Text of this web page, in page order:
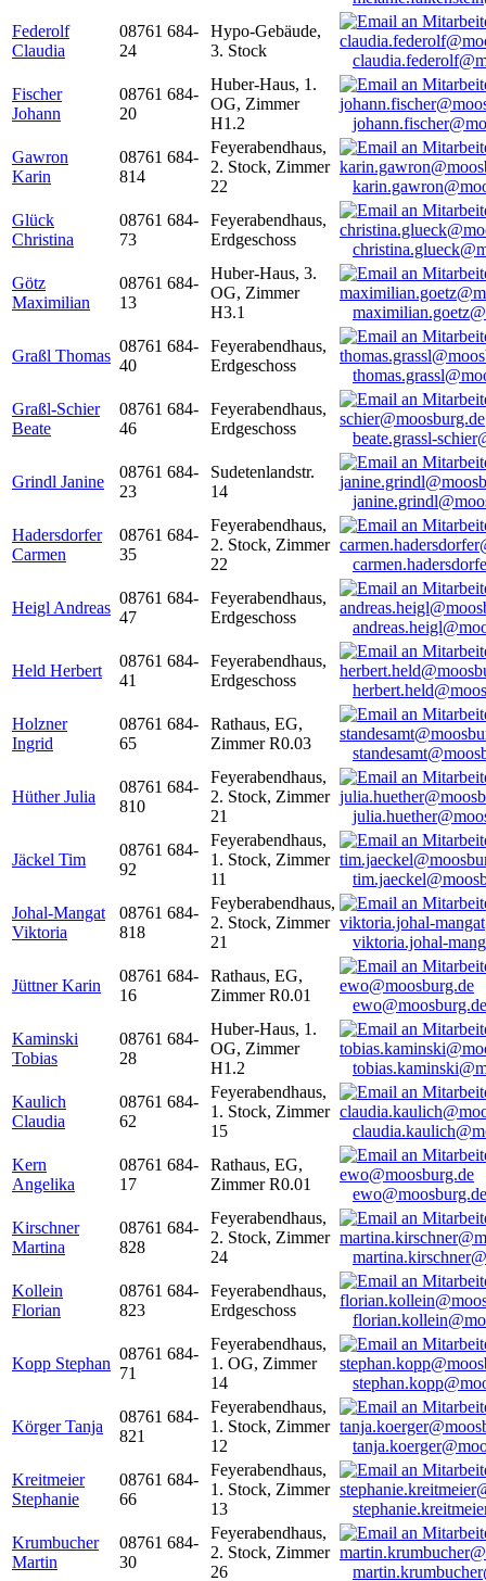
Federolf
Claudia
08761 684-
24
Hypo-Gebäude,
3. Stock
Fischer
Johann
08761 684-
20
Huber-Haus, 1.
OG, Zimmer
H1.2
Gawron
Karin
08761 684-
814
Feyerabendhaus,
2. Stock, Zimmer
22
Glück
Christina
08761 684-
73
Feyerabendhaus,
Erdgeschoss
Götz
Maximilian
08761 684-
13
Huber-Haus, 3.
OG, Zimmer
H3.1
Graßl Thomas
08761 684-
40
Feyerabendhaus,
Erdgeschoss
Graßl-Schier
Beate
08761 684-
46
Feyerabendhaus,
Erdgeschoss
beate.grassl-
Grindl Janine
08761 684-
23
Sudetenlandstr.
14
Hadersdorfer
Carmen
08761 684-
35
Feyerabendhaus,
2. Stock, Zimmer
22
Heigl Andreas
08761 684-
47
Feyerabendhaus,
Erdgeschoss
Held Herbert
08761 684-
41
Feyerabendhaus,
Erdgeschoss
Holzner
Ingrid
08761 684-
65
Rathaus, EG,
Zimmer R0.03
Hüther Julia
08761 684-
810
Feyerabendhaus,
2. Stock, Zimmer
21
Jäckel Tim
08761 684-
92
Feyerabendhaus,
1. Stock, Zimmer
11
Johal-Mangat
Viktoria
08761 684-
818
Feyberabendhaus,
2. Stock, Zimmer
21
viktoria.johal-
Jüttner Karin
08761 684-
16
Rathaus, EG,
Zimmer R0.01
ewo@moosburg.de
Kaminski
Tobias
08761 684-
28
Huber-Haus, 1.
OG, Zimmer
H1.2
Kaulich
Claudia
08761 684-
62
Feyerabendhaus,
1. Stock, Zimmer
15
Kern
Angelika
08761 684-
17
Rathaus, EG,
Zimmer R0.01
ewo@moosburg.de
Kirschner
Martina
08761 684-
828
Feyerabendhaus,
2. Stock, Zimmer
24
Kollein
Florian
08761 684-
823
Feyerabendhaus,
Erdgeschoss
Kopp Stephan
08761 684-
71
Feyerabendhaus,
1. OG, Zimmer
14
Körger Tanja
08761 684-
821
Feyerabendhaus,
1. Stock, Zimmer
12
Kreitmeier
Stephanie
08761 684-
66
Feyerabendhaus,
1. Stock, Zimmer
13
Krumbucher
Martin
08761 684-
30
Feyerabendhaus,
2. Stock, Zimmer
26